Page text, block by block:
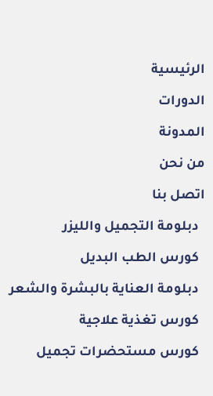
الرئيسية
الدورات
المدونة
من نحن
اتصل بنا
دبلومة التجميل والليزر
كورس الطب البديل
دبلومة العناية بالبشرة والشعر
كورس تغذية علاجية
كورس مستحضرات تجميل